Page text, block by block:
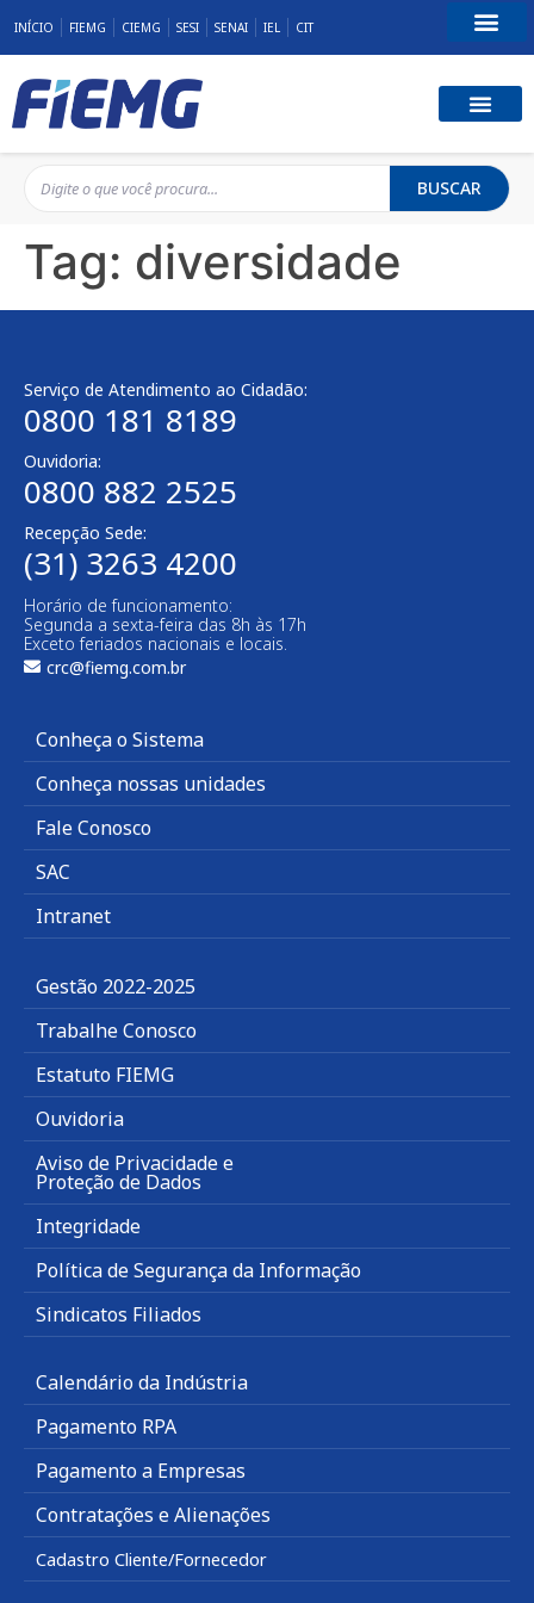
INÍCIO FIEMG CIEMG SESI SENAI IEL CIT
BUSCAR
Tag: diversidade
Serviço de Atendimento ao Cidadão:
0800 181 8189
Ouvidoria:
0800 882 2525
Recepção Sede:
(31) 3263 4200
Horário de funcionamento:
Segunda a sexta-feira das 8h às 17h
Exceto feriados nacionais e locais.
crc@fiemg.com.br
Conheça o Sistema
Conheça nossas unidades
Fale Conosco
SAC
Intranet
Gestão 2022-2025
Trabalhe Conosco
Estatuto FIEMG
Ouvidoria
Aviso de Privacidade e
Proteção de Dados
Integridade
Política de Segurança da Informação
Sindicatos Filiados
Calendário da Indústria
Pagamento RPA
Pagamento a Empresas
Contratações e Alienações
Cadastro Cliente/Fornecedor